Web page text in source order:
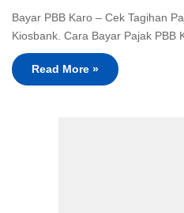
Bayar PBB Karo – Cek Tagihan
Kiosbank. Cara Bayar Pajak PBB
Read More »